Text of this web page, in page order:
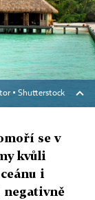
▪ Shutterstock
se v
kvůli
i
negativně